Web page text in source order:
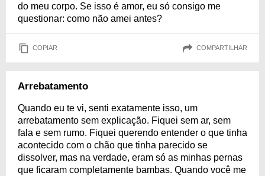
do meu corpo. Se isso é amor, eu só consigo me
questionar: como não amei antes?
COPIAR COMPARTILHAR
Arrebatamento
Quando eu te vi, senti exatamente isso, um
arrebatamento sem explicação. Fiquei sem ar, sem
fala e sem rumo. Fiquei querendo entender o que tinha
acontecido com o chão que tinha parecido se
dissolver, mas na verdade, eram só as minhas pernas
que ficaram completamente bambas. Quando você me